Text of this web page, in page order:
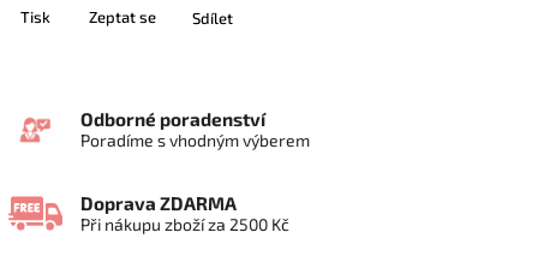
Tisk Zeptat se Sdílet
Odborné poradenství
Poradíme s vhodným výberem
Doprava ZDARMA
Při nákupu zboží za 2500 Kč